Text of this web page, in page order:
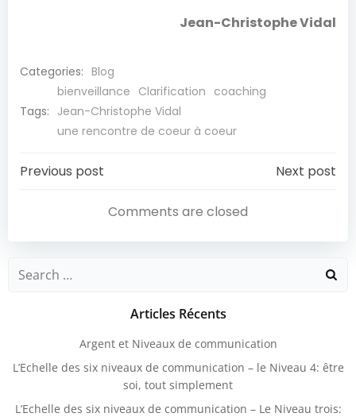
Jean-Christophe Vidal
Categories: Blog
Tags:
bienveillance Clarification coaching
Jean-Christophe Vidal
une rencontre de coeur à coeur
Navigation
L’article
Previous post
Navigation
De
L’article
Next post
Comments are closed
Search
Articles Récents
Argent et Niveaux de communication
L’Echelle des six niveaux de communication – le Niveau 4: être
soi, tout simplement
L’Echelle des six niveaux de communication – Le Niveau trois: